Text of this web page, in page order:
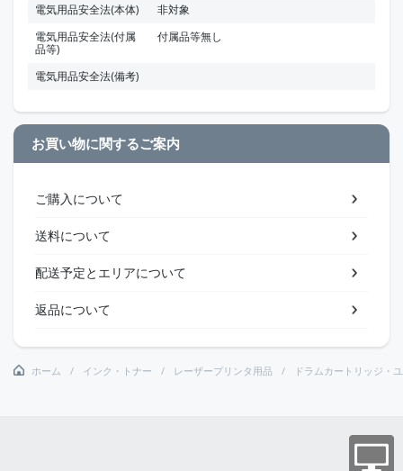
電気用品安全法(本体)
非対象
電気用品安全法(付属
品等)
付属品等無し
電気用品安全法(備考)
お買い物に関するご案内
ご購入について
送料について
配送予定とエリアについて
返品について
ホーム インク・トナー レーザープリンタ用品 ドラムカートリッジ・